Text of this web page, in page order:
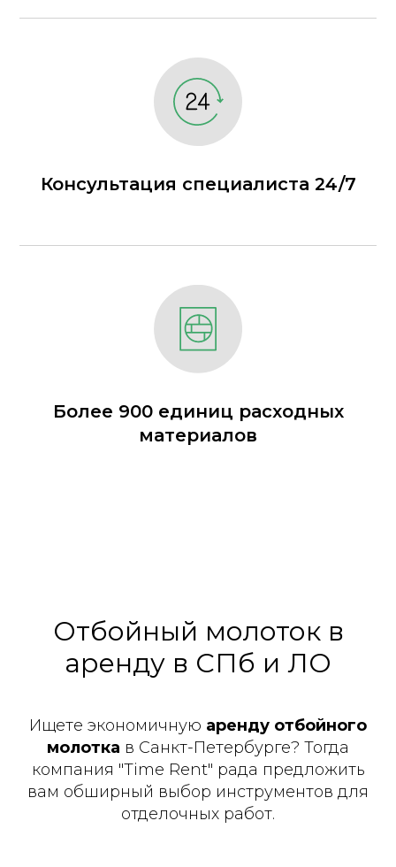
Консультация специалиста 24/7
Более 900 единиц расходных
материалов
Отбойный молоток в
аренду в СПб и ЛО
Ищете экономичную аренду отбойного
молотка в Санкт-Петербурге? Тогда
компания "Time Rent" рада предложить
вам обширный выбор инструментов для
отделочных работ.